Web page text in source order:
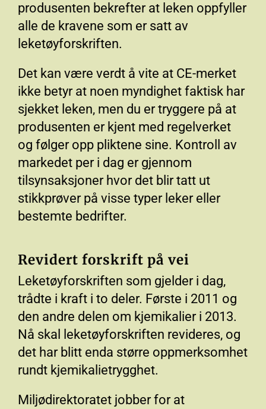
produsenten bekrefter at leken oppfyller
alle de kravene som er satt av
leketøyforskriften.
Det kan være verdt å vite at CE-merket
ikke betyr at noen myndighet faktisk har
sjekket leken, men du er tryggere på at
produsenten er kjent med regelverket
og følger opp pliktene sine. Kontroll av
markedet per i dag er gjennom
tilsynsaksjoner hvor det blir tatt ut
stikkprøver på visse typer leker eller
bestemte bedrifter.
Revidert forskrift på vei
Leketøyforskriften som gjelder i dag,
trådte i kraft i to deler. Første i 2011 og
den andre delen om kjemikalier i 2013.
Nå skal leketøyforskriften revideres, og
det har blitt enda større oppmerksomhet
rundt kjemikalietrygghet.
Miljødirektoratet jobber for at